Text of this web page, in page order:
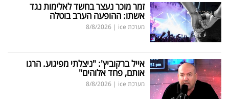
זמר מוכר נעצר בחשד לאלימות נגד
אשתו: ההופעה הערב בוטלה
מערכת ice |
8/8/2026
אייל ברקוביץ': "ניצלתי מפיגוע. הרגו
אותם, פחד אלוהים"
מערכת ice |
8/8/2026